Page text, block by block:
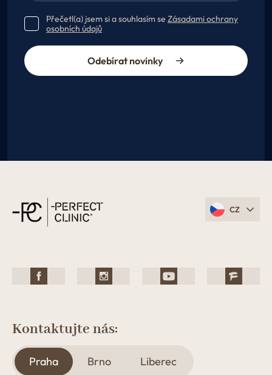
Přečetl(a) jsem si a souhlasím se Zásadami ochrany
osobních údajů
Odebírat novinky
CZ
Kontaktujte nás:
Praha Brno Liberec